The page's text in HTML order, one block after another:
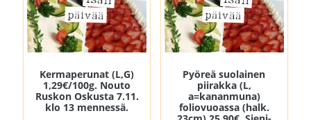
Kermaperunat (L,G)
1,29€/100g. Nouto
Ruskon Oskusta 7.11.
klo 13 mennessä.
Pyöreä suolainen
piirakka (L,
a=kananmuna)
foliovuoassa (halk.